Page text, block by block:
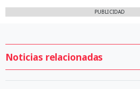
PUBLICIDAD
Noticias relacionadas